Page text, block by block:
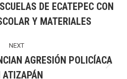
post:
DE ECATEPEC CON
Y MATERIALES
NEXT
Next
AGRESIÓN POLICÍACA
ATIZAPÁN